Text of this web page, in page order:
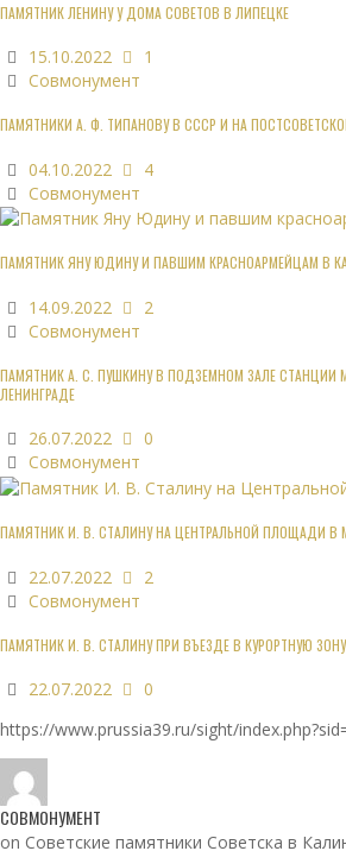
ПАМЯТНИК ЛЕНИНУ У ДОМА СОВЕТОВ В ЛИПЕЦКЕ
15.10.2022
1
Совмонумент
ПАМЯТНИКИ А. Ф. ТИПАНОВУ В СССР И НА
04.10.2022
4
Совмонумент
ПАМЯТНИК ЯНУ ЮДИНУ И ПАВШИМ КРАСНОАРМЕЙЦАМ В
14.09.2022
2
Совмонумент
ПАМЯТНИК А. С. ПУШКИНУ В ПОДЗЕМНОМ ЗАЛЕ СТАНЦИИ
ЛЕНИНГРАДЕ
26.07.2022
0
Совмонумент
ПАМЯТНИК И. В. СТАЛИНУ НА ЦЕНТРАЛЬНОЙ ПЛОЩАДИ В
22.07.2022
2
Совмонумент
ПАМЯТНИК И. В. СТАЛИНУ ПРИ ВЪЕЗДЕ В КУРОРТНУЮ
22.07.2022
0
https://www.prussia39.ru/sight/
СОВМОНУМЕНТ
on Советские памятники Советска в